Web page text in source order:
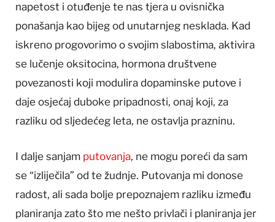
napetost i otuđenje te nas tjera u ovisnička
ponašanja kao bijeg od unutarnjeg nesklada. Kad
iskreno progovorimo o svojim slabostima, aktivira
se lučenje oksitocina, hormona društvene
povezanosti koji modulira dopaminske putove i
daje osjećaj duboke pripadnosti, onaj koji, za
razliku od sljedećeg leta, ne ostavlja prazninu.
I dalje sanjam putovanja, ne mogu poreći da sam
se “izliječila” od te žudnje. Putovanja mi donose
radost, ali sada bolje prepoznajem razliku između
planiranja zato što me nešto privlači i planiranja jer